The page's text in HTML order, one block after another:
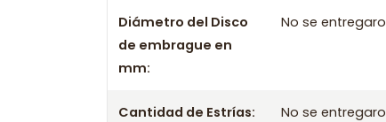
Diámetro del Disco
de embrague en
mm:
No se
Cantidad de Estrías: No se